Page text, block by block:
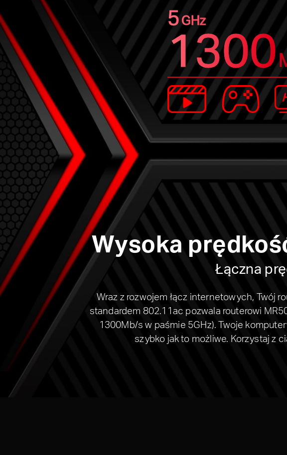
Wysoka
Łączna
Wraz z rozwojem łącz internetowych, Twój
standardem 802.11ac pozwala routerowi
1300Mb/s w paśmie 5GHz). Twoje
szybko jak to możliwe. Korzystaj z
5GHz
1300